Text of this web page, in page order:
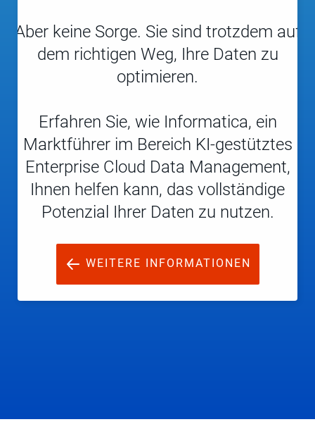
Aber keine Sorge. Sie sind trotzdem auf
dem richtigen Weg, Ihre Daten zu
optimieren.
Erfahren Sie, wie Informatica, ein
Marktführer im Bereich KI-gestütztes
Enterprise Cloud Data Management,
Ihnen helfen kann, das vollständige
Potenzial Ihrer Daten zu nutzen.
WEITERE INFORMATIONEN